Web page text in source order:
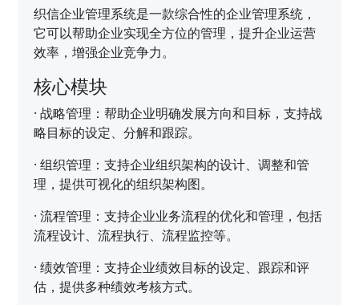
织信企业管理系统是一款综合性的企业管理系统，
它可以帮助企业实现全方位的管理，提升企业运营
效率，增强企业竞争力。
核心模块
·战略管理：帮助企业明确发展方向和目标，支持战
略目标的设定、分解和跟踪。
·组织管理：支持企业组织架构的设计、调整和管
理，提供可视化的组织架构图。
·流程管理：支持企业业务流程的优化和管理，包括
流程设计、流程执行、流程监控等。
·绩效管理：支持企业绩效目标的设定、跟踪和评
估，提供多种绩效考核方式。